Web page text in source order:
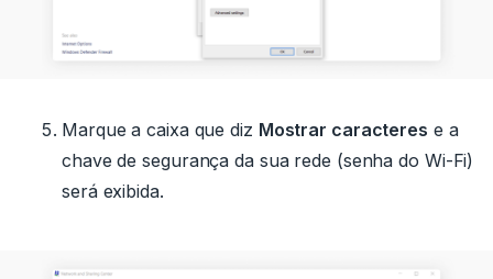
Marque a caixa que diz Mostrar caracteres e a
chave de segurança da sua rede (senha do Wi-Fi)
será exibida.